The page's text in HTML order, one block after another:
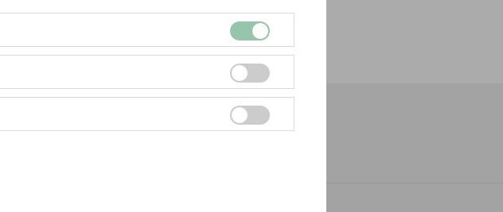
Acessórios Rolex
Descubra mais
Cadastrar